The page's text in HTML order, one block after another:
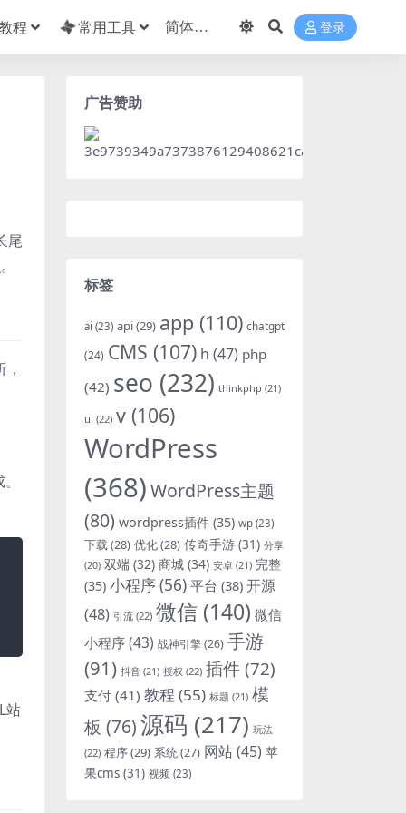
程 常用工具 登录
尾
站
广告赞助
标签
ai (23) api(29) app (110) chatgpt
(24) CMS (107) h (47) php
(42) seo (232) thinkphp (21)
ui (22) v (106)
WordPress
(368)WordPress主题
(80) wordpress插件 (35) wp (23)
下载(28) 优化(28) 传奇手游 (31) 分享
(20) 双端 (32) 商城 (34) 安卓 (21) 完整
(35) 小程序(56) 平台 (38) 开源
(48) 引流 (22) 微信 (140) 微信
小程序(43) 战神引擎(26) 手游
(91) 抖音 (21) 授权 (22) 插件 (72)
支付 (41) 教程 (55) 标题 (21) 模
板 (76)源码 (217) 玩法
(22) 程序(29) 系统(27) 网站(45) 苹
果cms (31) 视频 (23)